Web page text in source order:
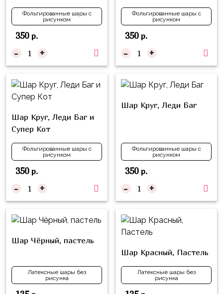
Фольгированные шары с
рисунком
350р.
- +
Фольгированные шары с
рисунком
350р.
- +
Шар Круг, Леди Баг и
Супер Кот
Фольгированные шары с
рисунком
350р.
- +
Шар Круг, Леди Баг
Фольгированные шары с
рисунком
350р.
- +
Шар Чёрный, пастель
Латексные шары без
рисунка
Шар Красный, Пастель
Латексные шары без
рисунка
Колпачки,
ободки
Гудки
Гарри
Поттер
Космос
Единороги
Куклы
ЛОЛ
Него
Неё
Мишка
Транспорт
Техника
Животные
Тема
Звёздные